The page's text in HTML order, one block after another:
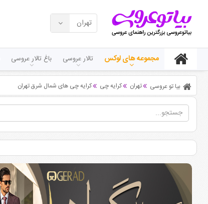
تهران
مجموعه های لوکس تالار عروسی باغ تالار عروسی
بیا تو عروسی تهران کرایه چی کرایه چی های شمال شرق تهران